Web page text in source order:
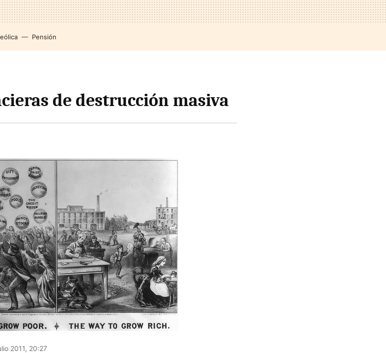
Pensión
de destrucción masiva
2011, 20:27